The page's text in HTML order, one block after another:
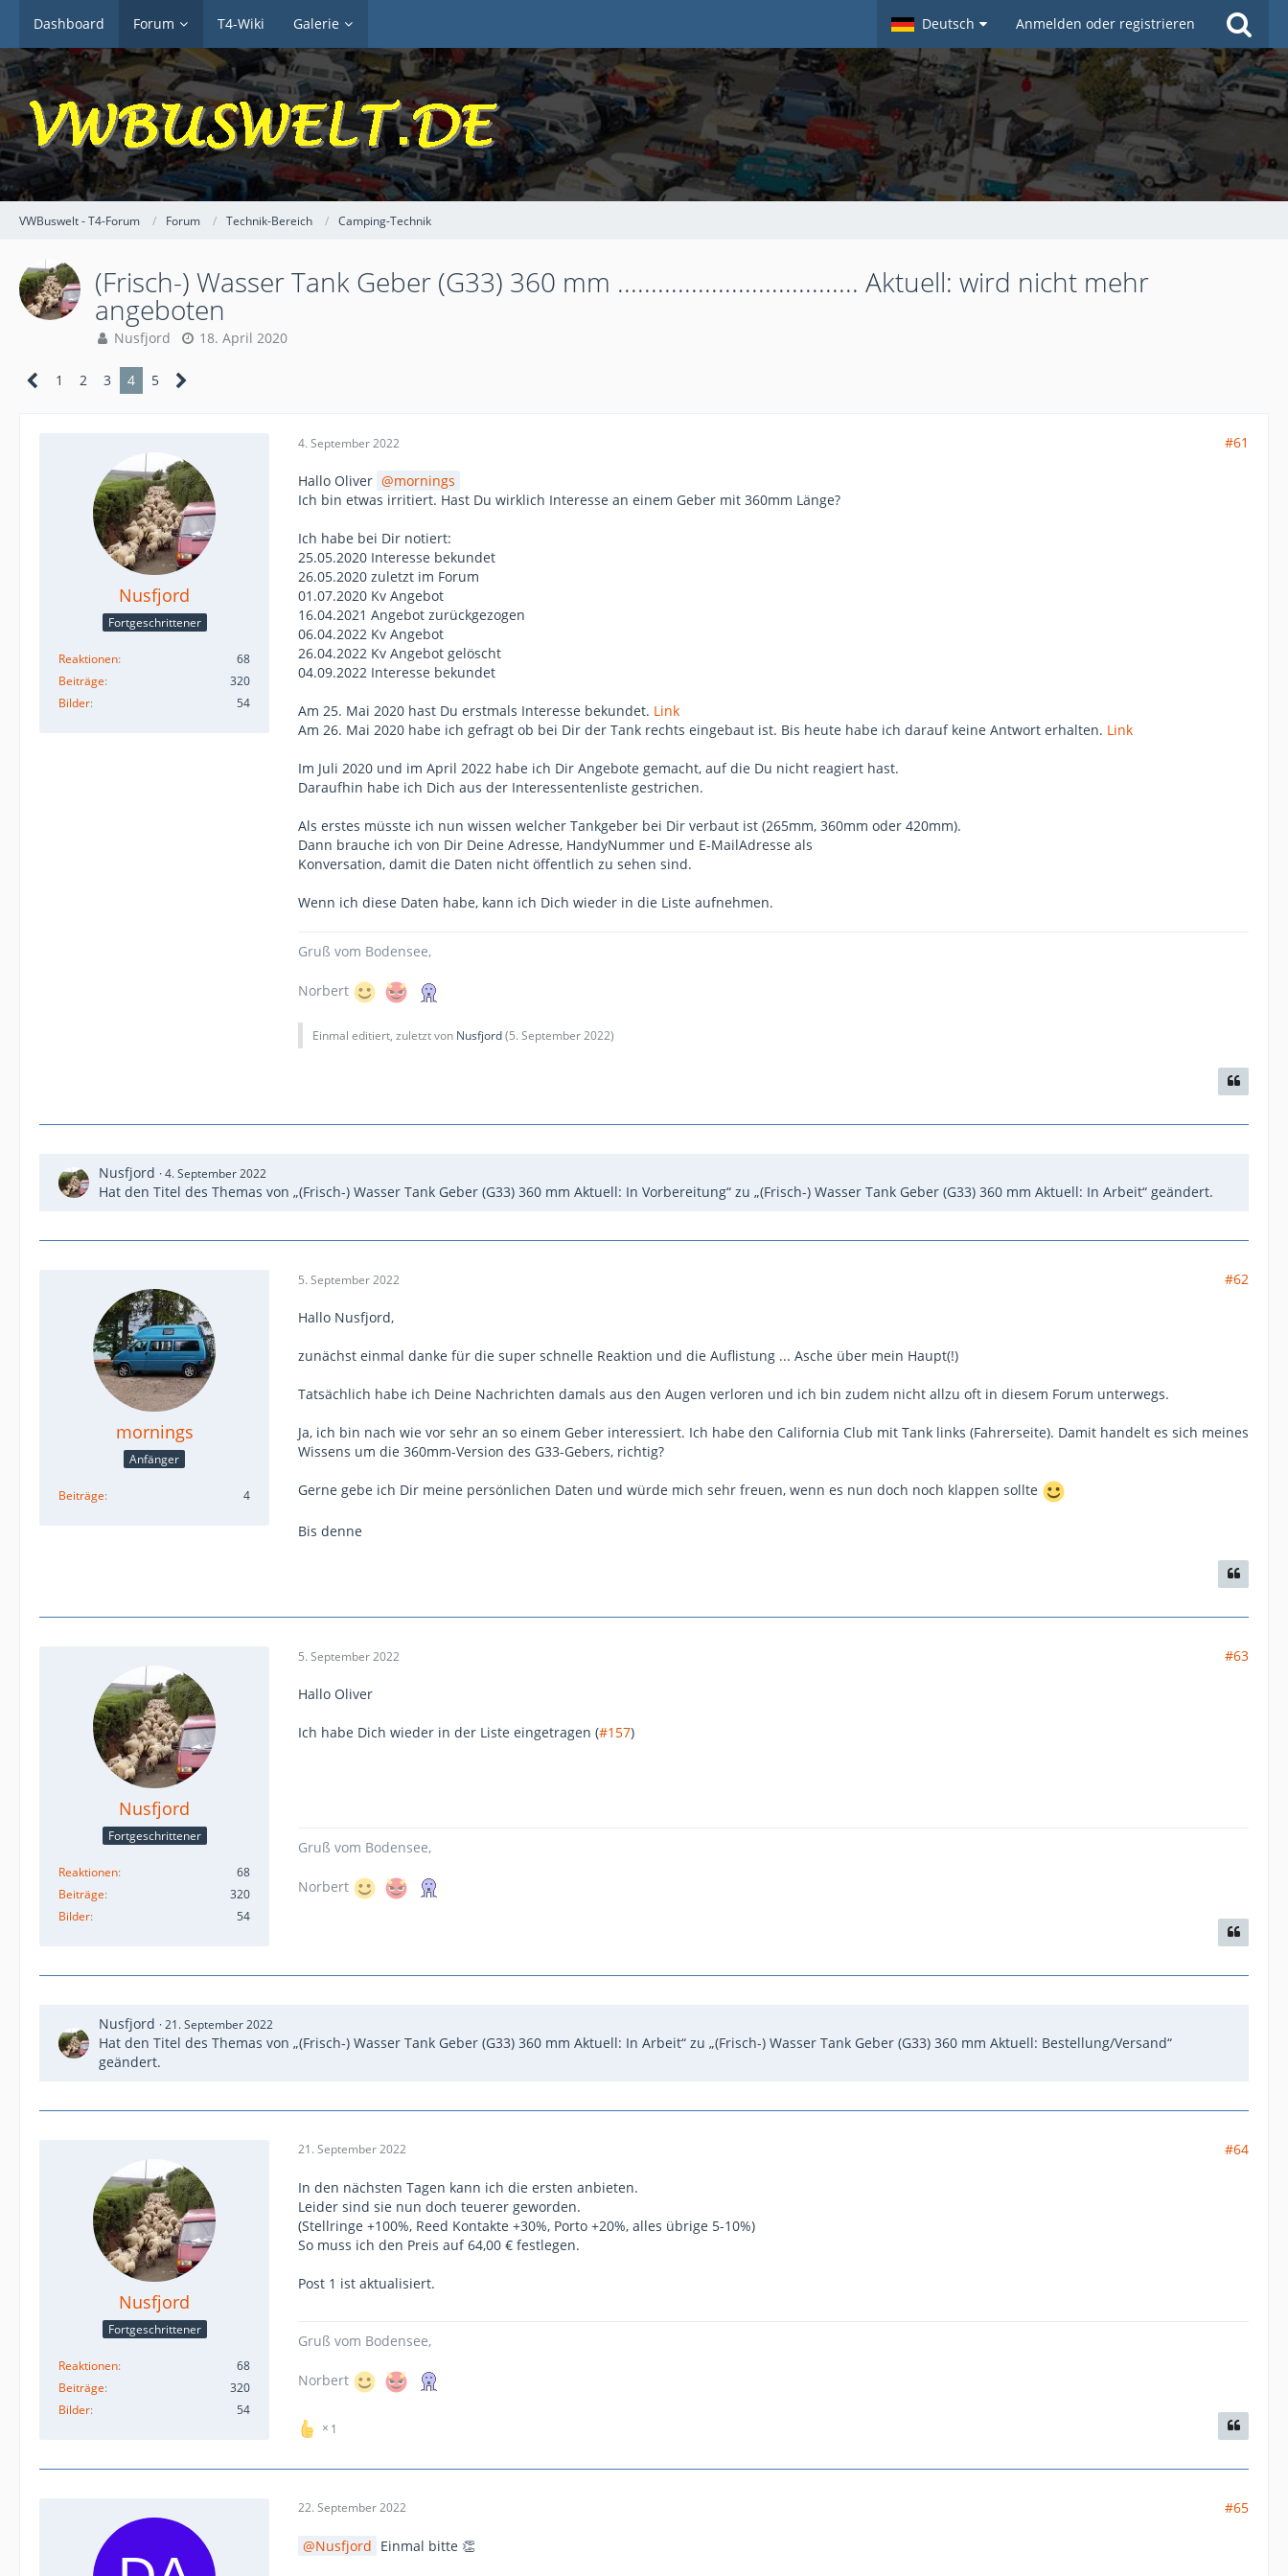
Dashboard Forum T4-Wiki Galerie Deutsch Anmelden oder registrieren
VWBuswelt - T4-Forum Forum Technik-Bereich Camping-Technik
(Frisch-) Wasser Tank Geber (G33) 360 mm .................................... Aktuell: wird nicht mehr
angeboten
Nusfjord 18. April 2020
1 2 3 4 5
Nusfjord
Fortgeschrittener
Reaktionen
68
Beiträge
320
Bilder
54
4. September 2022 #61
Hallo Oliver
mornings
Ich bin etwas irritiert. Hast Du wirklich Interesse an einem Geber mit 360mm Länge?
Ich habe bei Dir notiert:
25.05.2020 Interesse bekundet
26.05.2020 zuletzt im Forum
01.07.2020 Kv Angebot
16.04.2021 Angebot zurückgezogen
06.04.2022 Kv Angebot
26.04.2022 Kv Angebot gelöscht
04.09.2022 Interesse bekundet
Am 25. Mai 2020 hast Du erstmals Interesse bekundet. Link
Am 26. Mai 2020 habe ich gefragt ob bei Dir der Tank rechts eingebaut ist. Bis heute habe ich darauf keine Antwort erhalten. Link
Im Juli 2020 und im April 2022 habe ich Dir Angebote gemacht, auf die Du nicht reagiert hast.
Daraufhin habe ich Dich aus der Interessentenliste gestrichen.
Als erstes müsste ich nun wissen welcher Tankgeber bei Dir verbaut ist (265mm, 360mm oder 420mm).
Dann brauche ich von Dir Deine Adresse, HandyNummer und E-MailAdresse als
Konversation, damit die Daten nicht öffentlich zu sehen sind.
Wenn ich diese Daten habe, kann ich Dich wieder in die Liste aufnehmen.
Gruß vom Bodensee,
Norbert
Einmal editiert, zuletzt von Nusfjord(5. September 2022)
Nusfjord 4. September 2022
Hat den Titel des Themas von „(Frisch-) Wasser Tank Geber (G33) 360 mm Aktuell: In Vorbereitung“ zu „(Frisch-) Wasser Tank Geber (G33) 360 mm Aktuell: In Arbeit“ geändert.
mornings
Anfänger
Beiträge 4
5. September 2022 #62
Hallo Nusfjord,
zunächst einmal danke für die super schnelle Reaktion und die Auflistung ... Asche über mein Haupt(!)
Tatsächlich habe ich Deine Nachrichten damals aus den Augen verloren und ich bin zudem nicht allzu oft in diesem Forum unterwegs.
Ja, ich bin nach wie vor sehr an so einem Geber interessiert. Ich habe den California Club mit Tank links (Fahrerseite). Damit handelt es sich meines
Wissens um die 360mm-Version des G33-Gebers, richtig?
Gerne gebe ich Dir meine persönlichen Daten und würde mich sehr freuen, wenn es nun doch noch klappen sollte
Bis denne
Nusfjord
Fortgeschrittener
Reaktionen
68
Beiträge
320
Bilder
54
5. September 2022 #63
Hallo Oliver
Ich habe Dich wieder in der Liste eingetragen (#157)
Gruß vom Bodensee,
Norbert
Nusfjord 21. September 2022
Hat den Titel des Themas von „(Frisch-) Wasser Tank Geber (G33) 360 mm Aktuell: In Arbeit“ zu „(Frisch-) Wasser Tank Geber (G33) 360 mm Aktuell: Bestellung/Versand“
geändert.
Nusfjord
Fortgeschrittener
Reaktionen
68
Beiträge
320
Bilder
54
21. September 2022 #64
In den nächsten Tagen kann ich die ersten anbieten.
Leider sind sie nun doch teuerer geworden.
(Stellringe +100%, Reed Kontakte +30%, Porto +20%, alles übrige 5-10%)
So muss ich den Preis auf 64,00 € festlegen.
Post 1 ist aktualisiert.
Gruß vom Bodensee,
Norbert
1
22. September 2022 #65
Nusfjord Einmal bitte 👏